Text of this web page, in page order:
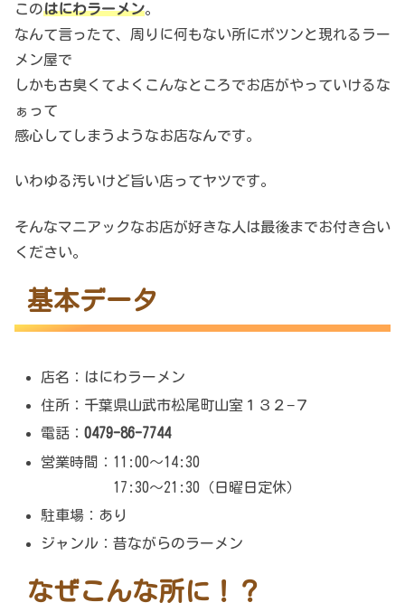
このはにわラーメン。
なんて言ったて、周りに何もない所にポツンと現れるラー
メン屋で
しかも古臭くてよくこんなところでお店がやっていけるな
ぁって
感心してしまうようなお店なんです。
いわゆる汚いけど旨い店ってヤツです。
そんなマニアックなお店が好きな人は最後までお付き合い
ください。
基本データ
店名：はにわラーメン
住所：千葉県山武市松尾町山室１３２−７
電話：0479-86-7744
営業時間：11:00～14:30
17:30～21:30（日曜日定休）
駐車場：あり
ジャンル：昔ながらのラーメン
なぜこんな所に！？